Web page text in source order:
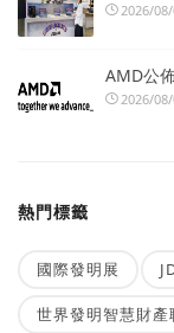
2026/
AMD公
2026/
熱門標籤
國際發明展
世界發明智慧財產